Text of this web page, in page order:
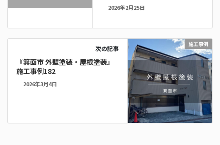
2026年2月25日
施工事例
次の記事
『箕面市 外壁塗装・屋根塗装』
施工事例182
2026年3月4日